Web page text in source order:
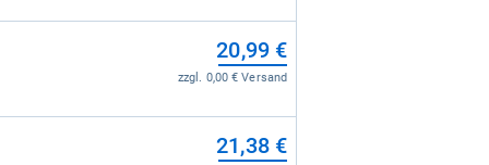
20,99 €
zzgl. 0,00 € Versand
21,38 €